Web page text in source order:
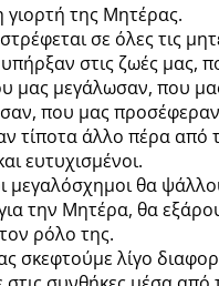
γιορτή της Μητέρας.
σε όλες τις
στις ζωές μας,
μας μεγάλωσαν, που
που μας
τίποτα άλλο πέρα από
ευτυχισμένοι.
μεγαλόσχημοι θα
την Μητέρα, θα
ρόλο της.
σκεφτούμε λίγο